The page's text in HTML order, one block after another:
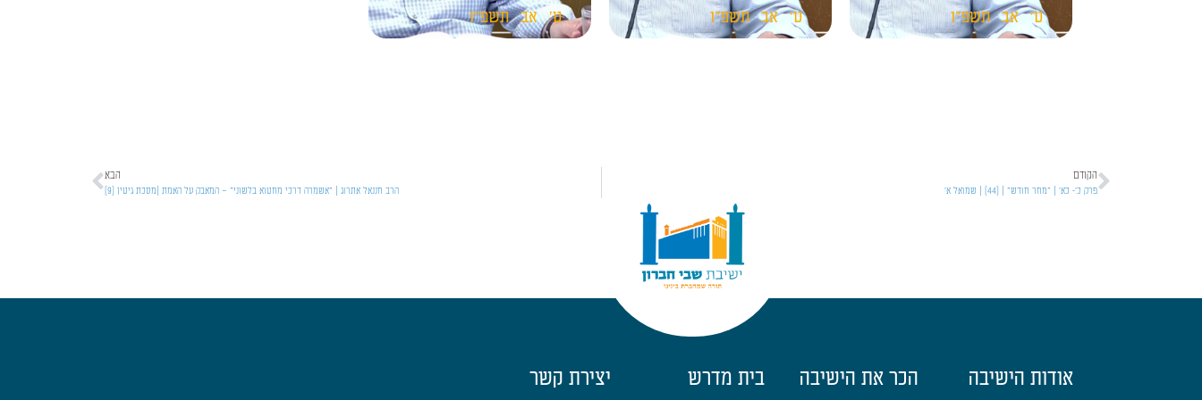
ט' אב תשפ"ו ט' אב תשפ"ו ט' אב תשפ"ו
הקודם
פרק כ'- כא' | "מחר חודש" | [44] | שמואל א'
הבא
הרב חננאל אתרוג | "אשמרה דרכי מחטוא בלשוני" – המאבק על האמת |מסכת גיטין [9]
אודות הישיבה הכר את הישיבה בית מדרש יצירת קשר